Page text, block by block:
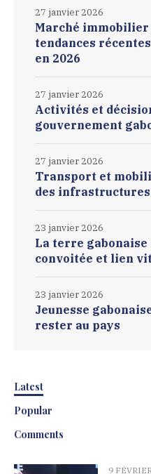
Marché
tendances
en 2026
27 janvier 2026
Activités et
gouvernement
27 janvier 2026
Transport et
des
27 janvier 2026
La terre
convoitée et lien
23 janvier 2026
Jeunesse
rester au pays
23 janvier 2026
Latest
Popular
Comments
9